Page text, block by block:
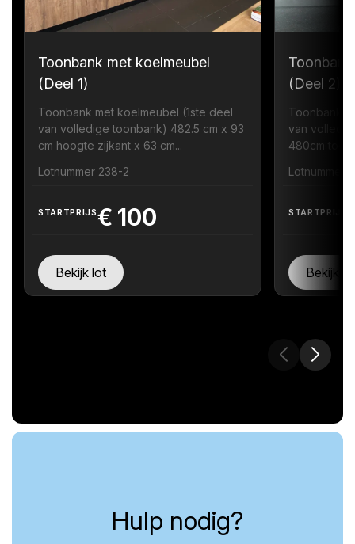
Toonbank met koelmeubel
(Deel 1)
Toonbank met koelmeubel (1ste deel
van volledige toonbank) 482.5 cm x 93
cm hoogte zijkant x 63 cm...
Lotnummer 238-2
STARTPRIJS€ 100
Bekijk lot
(Deel 2)
Toonbank
van
480cm
Lotnummer
STARTPRIJS
Bekijk
Hulp nodig?